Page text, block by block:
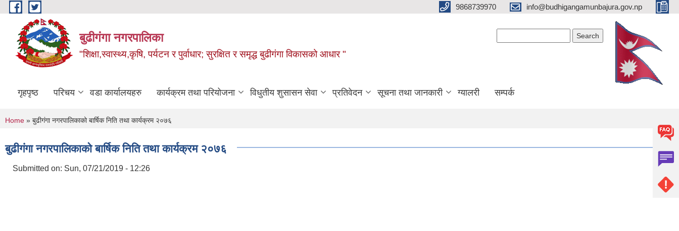
Skip to main content 9868739970 info@budhigangamunbajura.gov.np
बुढीगंगा नगरपालिका
"शिक्षा,स्वास्थ्य,कृषि, पर्यटन र पुर्वाधार; सुरक्षित र समृद्ध बुढीगंगा विकासको आधार "
गृहपृष्ठ परिचय वडा कार्यालयहरु कार्यक्रम तथा परियोजना विधुतीय शुसासन सेवा प्रतिवेदन सूचना तथा जानकारी ग्यालरी सम्पर्क
You are here
Home » बुढीगंगा नगरपालिकाको बार्षिक निति तथा कार्यक्रम २०७६
बुढीगंगा नगरपालिकाको बार्षिक निति तथा कार्यक्रम २०७६
Submitted on: Sun, 07/21/2019 - 12:26